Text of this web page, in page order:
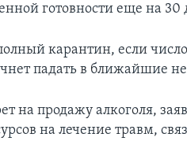
готовности еще на 30
карантин, если
падать в ближайшие
на продажу алкоголя,
на лечение травм,